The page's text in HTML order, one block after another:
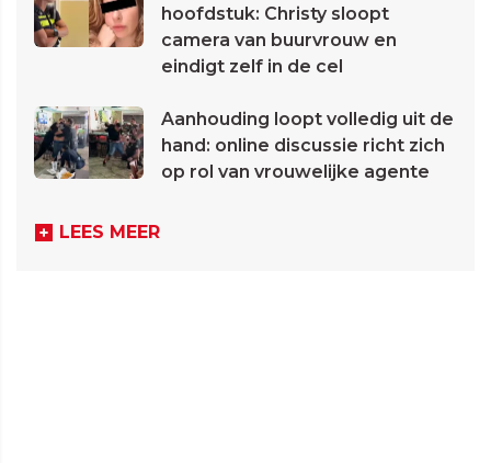
hoofdstuk: Christy sloopt
camera van buurvrouw en
eindigt zelf in de cel
Aanhouding loopt volledig uit de
hand: online discussie richt zich
op rol van vrouwelijke agente
LEES MEER